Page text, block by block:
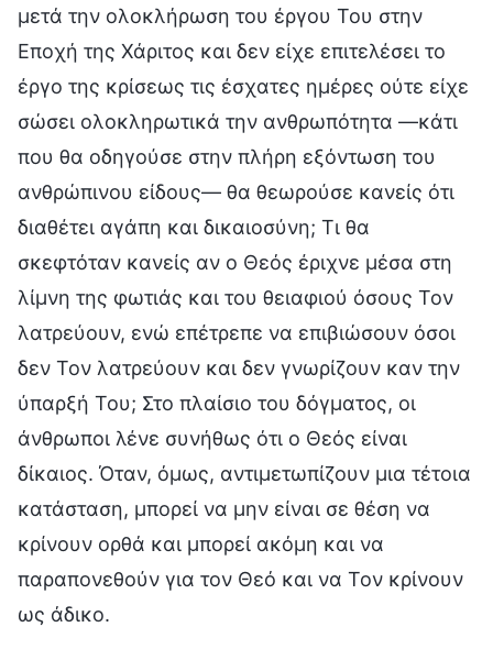
μετά την ολοκλήρωση του έργου Του στην
Εποχή της Χάριτος και δεν είχε επιτελέσει το
έργο της κρίσεως τις έσχατες ημέρες ούτε είχε
σώσει ολοκληρωτικά την ανθρωπότητα —κάτι
που θα οδηγούσε στην πλήρη εξόντωση του
ανθρώπινου είδους— θα θεωρούσε κανείς ότι
διαθέτει αγάπη και δικαιοσύνη; Τι θα
σκεφτόταν κανείς αν ο Θεός έριχνε μέσα στη
λίμνη της φωτιάς και του θειαφιού όσους Τον
λατρεύουν, ενώ επέτρεπε να επιβιώσουν όσοι
δεν Τον λατρεύουν και δεν γνωρίζουν καν την
ύπαρξή Του; Στο πλαίσιο του δόγματος, οι
άνθρωποι λένε συνήθως ότι ο Θεός είναι
δίκαιος. Όταν, όμως, αντιμετωπίζουν μια τέτοια
κατάσταση, μπορεί να μην είναι σε θέση να
κρίνουν ορθά και μπορεί ακόμη και να
παραπονεθούν για τον Θεό και να Τον κρίνουν
ως άδικο.